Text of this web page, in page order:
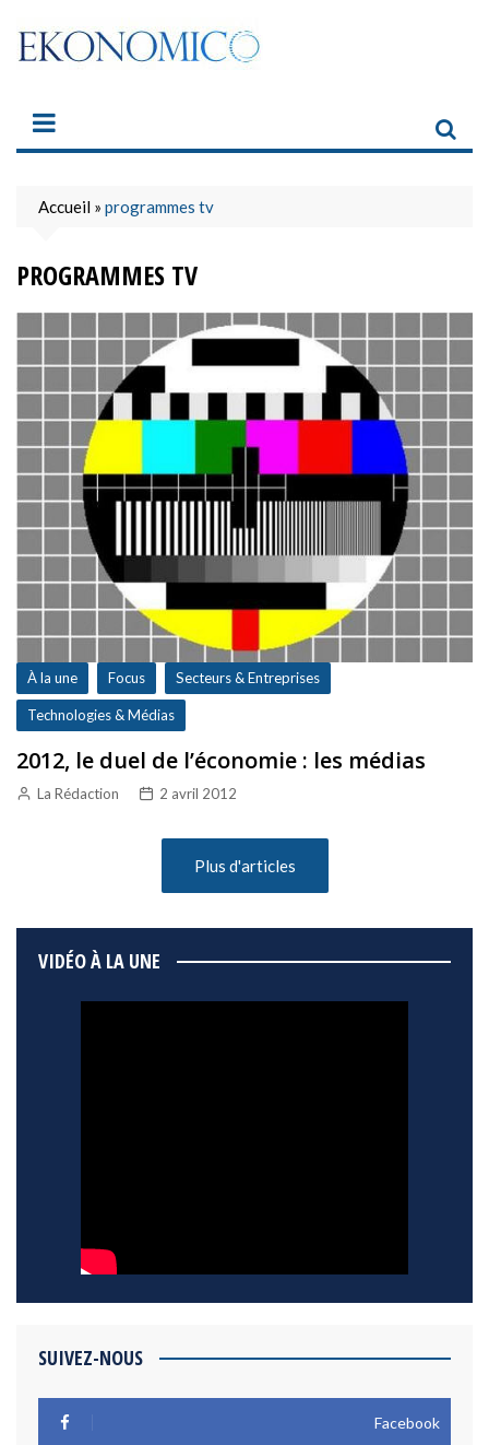
content
Accueil » programmes tv
PROGRAMMES TV
À la une Focus Secteurs & Entreprises
Technologies & Médias
2012, le duel de l’économie : les médias
La Rédaction 2 avril 2012
Plus d'articles
VIDÉO À LA UNE
SUIVEZ-NOUS
Facebook